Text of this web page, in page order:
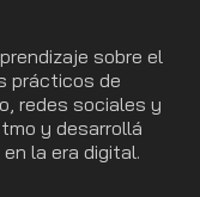
sobre el
prácticos de
redes sociales y
y desarrollá
la era digital.